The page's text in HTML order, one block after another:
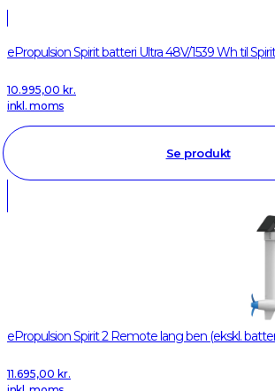
ePropulsion Spirit batteri Ultra 48V/1539 Wh til
10.995,00 kr.
inkl. moms
Se produkt
ePropulsion Spirit 2 Remote lang ben (ekskl.
11.695,00 kr.